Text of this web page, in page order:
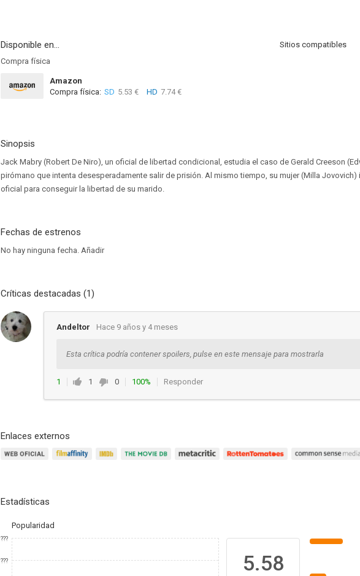
Disponible en...
Sitios compatibles
Compra física
Amazon
Compra física: SD 5.53 € HD 7.74 €
Sinopsis
Jack Mabry (Robert De Niro), un oficial de libertad condicional, estudia el caso de Gerald Creeson
pirómano que intenta desesperadamente salir de prisión. Al mismo tiempo, su mujer (Milla Jovovich)
oficial para conseguir la libertad de su marido.
Fechas de estrenos
No hay ninguna fecha. Añadir
Críticas destacadas (1)
Andeltor Hace 9 años y 4 meses
Esta crítica podría contener spoilers, pulse en este mensaje para mostrarla
1 1 0 100% Responder
Enlaces externos
Estadísticas
Popularidad
???
??? 5.58